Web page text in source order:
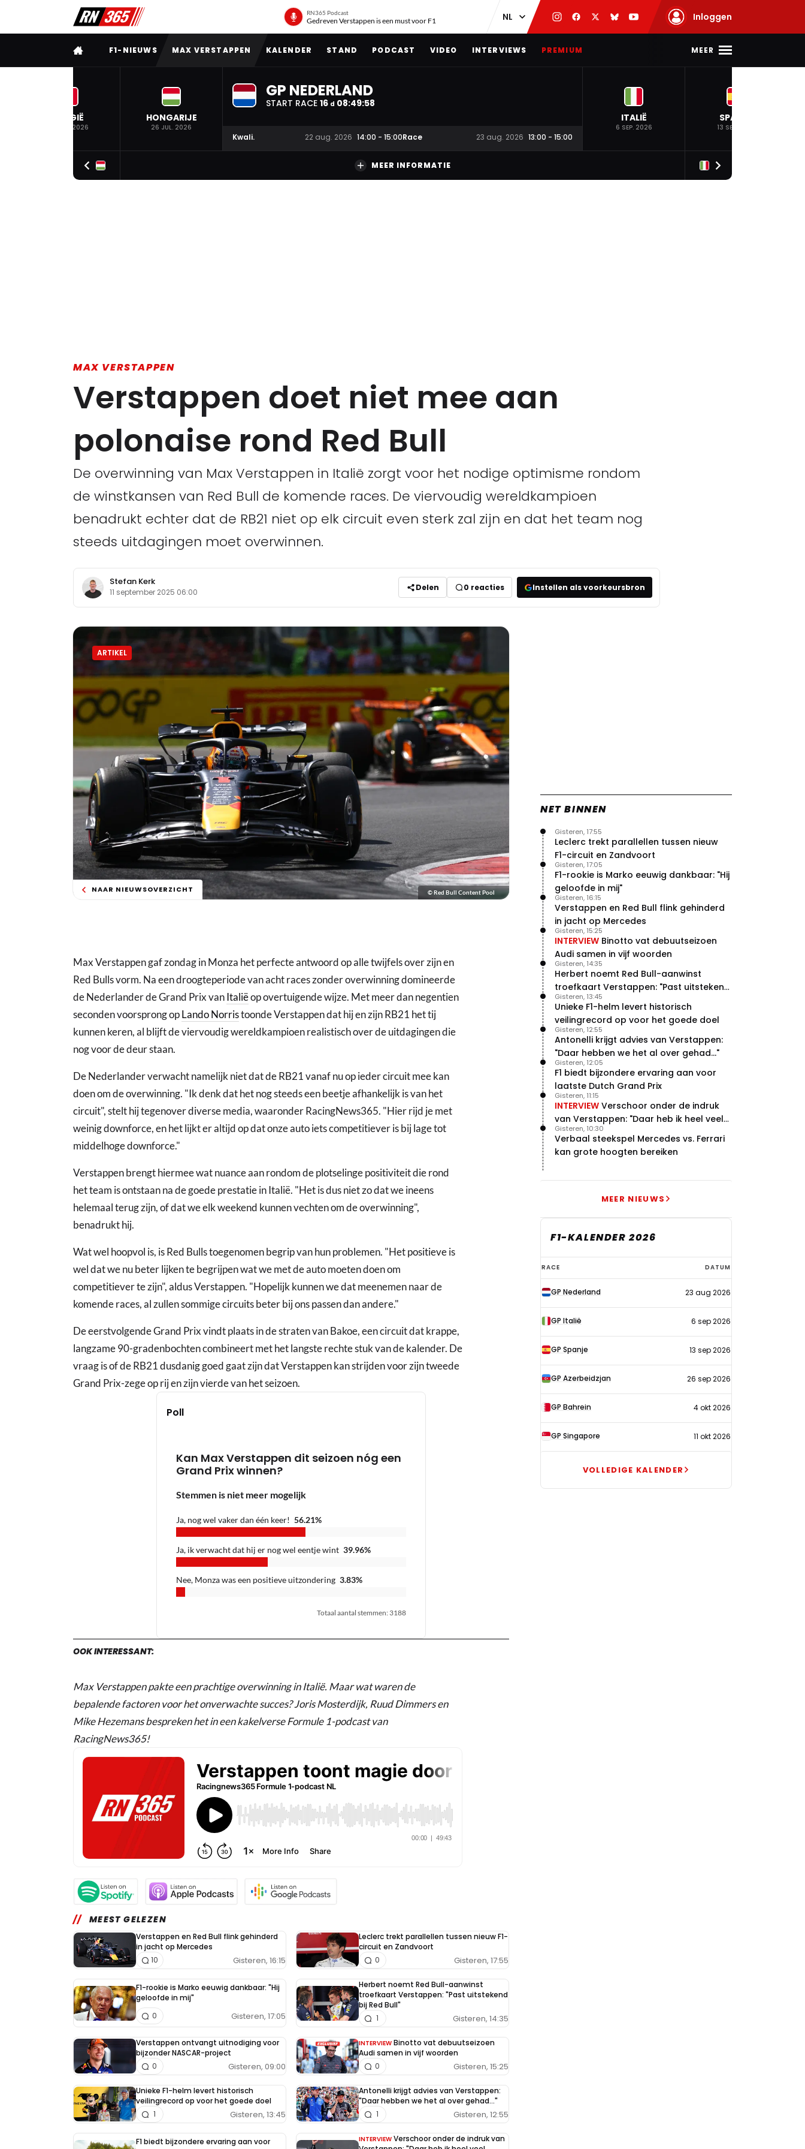
RN365 Podcast
Gedreven Verstappen is een must voor F1 Inloggen
VOLLEDIG MENU
F1-NIEUWS MAX VERSTAPPEN KALENDER STAND PODCAST VIDEO INTERVIEWS PREMIUM MEER
BELGIË
19 JUL. 2026
HONGARIJE
26 JUL. 2026
GP NEDERLAND
START RACE 16 d 08:49:57
Kwali. 22 aug. 2026 14:00 - 15:00Race 23 aug. 2026 13:00 - 15:00
ITALIË
6 SEP. 2026
SPANJE
13 SEP. 2026
MEER INFORMATIE
MAX VERSTAPPEN
Verstappen doet niet mee aan
polonaise rond Red Bull
De overwinning van Max Verstappen in Italië zorgt voor het nodige optimisme rondom
de winstkansen van Red Bull de komende races. De viervoudig wereldkampioen
benadrukt echter dat de RB21 niet op elk circuit even sterk zal zijn en dat het team nog
steeds uitdagingen moet overwinnen.
Stefan Kerk
11 september 2025 06:00 Delen 0 reacties Instellen als voorkeursbron
ARTIKEL
NAAR NIEUWSOVERZICHT © Red Bull Content Pool
Max Verstappen gaf zondag in Monza het perfecte antwoord op alle twijfels over zijn en
Red Bulls vorm. Na een droogteperiode van acht races zonder overwinning domineerde
de Nederlander de Grand Prix vanItaliëop overtuigende wijze. Met meer dan negentien
seconden voorsprong opLando Norristoonde Verstappen dat hij en zijn RB21 het tij
kunnen keren, al blijft de viervoudig wereldkampioen realistisch over de uitdagingen die
nog voor de deur staan.
De Nederlander verwacht namelijk niet dat de RB21 vanaf nu op ieder circuit mee kan
doen om de overwinning. "Ik denk dat het nog steeds een beetje afhankelijk is van het
circuit", stelt hij tegenover diverse media, waaronder RacingNews365. "Hier rijd je met
weinig downforce, en het lijkt er altijd op dat onze auto iets competitiever is bij lage tot
middelhoge downforce."
Verstappen brengt hiermee wat nuance aan rondom de plotselinge positiviteit die rond
het team is ontstaan na de goede prestatie in Italië. "Het is dus niet zo dat we ineens
helemaal terug zijn, of dat we elk weekend kunnen vechten om de overwinning",
benadrukt hij.
Wat wel hoopvol is, is Red Bulls toegenomen begrip van hun problemen. "Het positieve is
wel dat we nu beter lijken te begrijpen wat we met de auto moeten doen om
competitiever te zijn", aldus Verstappen. "Hopelijk kunnen we dat meenemen naar de
komende races, al zullen sommige circuits beter bij ons passen dan andere."
De eerstvolgende Grand Prix vindt plaats in de straten van Bakoe, een circuit dat krappe,
langzame 90-gradenbochten combineert met het langste rechte stuk van de kalender. De
vraag is of de RB21 dusdanig goed gaat zijn dat Verstappen kan strijden voor zijn tweede
Grand Prix-zege op rij en zijn vierde van het seizoen.
Poll
Kan Max Verstappen dit seizoen nóg een
Grand Prix winnen?
Stemmen is niet meer mogelijk
Ja, nog wel vaker dan één keer! 56.21%
Ja, ik verwacht dat hij er nog wel eentje wint 39.96%
Nee, Monza was een positieve uitzondering 3.83%
Totaal aantal stemmen: 3188
OOK INTERESSANT:
Max Verstappen pakte een prachtige overwinning in Italië. Maar wat waren de
bepalende factoren voor het onverwachte succes? Joris Mosterdijk, Ruud Dimmers en
Mike Hezemans bespreken het in een kakelverse Formule 1-podcast van
RacingNews365!
MEEST GELEZEN
Verstappen en Red Bull flink gehinderd
in jacht op Mercedes
Gisteren, 16:15
10
Leclerc trekt parallellen tussen nieuw F1-
circuit en Zandvoort
Gisteren, 17:55
0
F1-rookie is Marko eeuwig dankbaar: "Hij
geloofde in mij"
Gisteren, 17:05
0
Herbert noemt Red Bull-aanwinst
troefkaart Verstappen: "Past uitstekend
bij Red Bull"
Gisteren, 14:35
1
Verstappen ontvangt uitnodiging voor
bijzonder NASCAR-project
Gisteren, 09:00
0
INTERVIEW Binotto vat debuutseizoen
Audi samen in vijf woorden
Gisteren, 15:25
0
Unieke F1-helm levert historisch
veilingrecord op voor het goede doel
Gisteren, 13:45
1
Antonelli krijgt advies van Verstappen:
"Daar hebben we het al over gehad..."
Gisteren, 12:55
1
F1 biedt bijzondere ervaring aan voor
INTERVIEW Verschoor onder de indruk van
NET BINNEN
Leclerc trekt parallellen tussen nieuw
F1-circuit en Zandvoort
Gisteren, 17:55
F1-rookie is Marko eeuwig dankbaar: "Hij
geloofde in mij"
Gisteren, 17:05
Verstappen en Red Bull flink gehinderd
in jacht op Mercedes
Gisteren, 16:15
INTERVIEW Binotto vat debuutseizoen
Audi samen in vijf woorden
Gisteren, 15:25
Herbert noemt Red Bull-aanwinst
troefkaart Verstappen: "Past uitstekend
bij Red Bull"
Gisteren, 14:35
Unieke F1-helm levert historisch
veilingrecord op voor het goede doel
Gisteren, 13:45
Antonelli krijgt advies van Verstappen:
"Daar hebben we het al over gehad..."
Gisteren, 12:55
F1 biedt bijzondere ervaring aan voor
laatste Dutch Grand Prix
Gisteren, 12:05
INTERVIEW Verschoor onder de indruk
van Verstappen: "Daar heb ik heel veel
respect voor"
Gisteren, 11:15
Verbaal steekspel Mercedes vs. Ferrari
kan grote hoogten bereiken
Gisteren, 10:30
MEER NIEUWS
F1-KALENDER 2026
F1-
kalender
2026
RACE DATUM
GP Nederland 23 aug 2026
GP Italië 6 sep 2026
GP Spanje 13 sep 2026
GP Azerbeidzjan 26 sep 2026
GP Bahrein 4 okt 2026
GP Singapore 11 okt 2026
VOLLEDIGE KALENDER